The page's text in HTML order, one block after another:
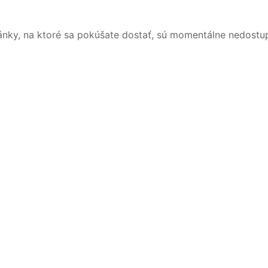
na ktoré sa pokúšate dostať, sú momentálne